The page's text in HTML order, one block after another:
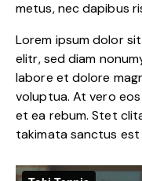
metus, nec dapibus
Lorem ipsum dolor
elitr, sed diam
labore et dolore
voluptua. At vero
et ea rebum. Stet
takimata sanctus